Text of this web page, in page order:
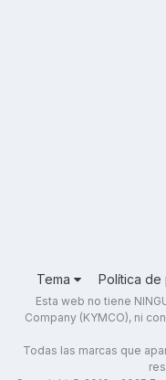
Tema Política de
Esta web no tiene
Company (KYMCO), ni
Todas las marcas que